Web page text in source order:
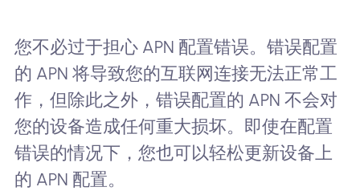
您不必过于担心 APN 配置错误。错误配置
的 APN 将导致您的互联网连接无法正常工
作，但除此之外，错误配置的 APN 不会对
您的设备造成任何重大损坏。即使在配置
错误的情况下，您也可以轻松更新设备上
的 APN 配置。